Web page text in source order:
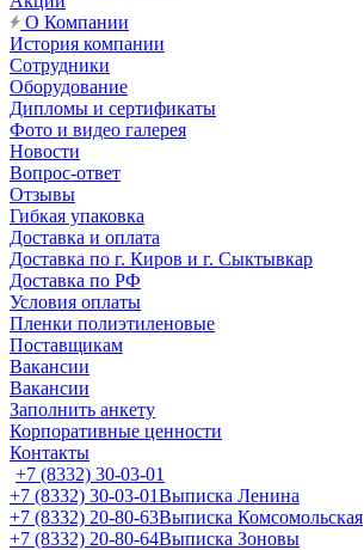
О Компании
История компании
Сотрудники
Оборудование
Дипломы и сертификаты
Фото и видео галерея
Новости
Вопрос-ответ
Отзывы
Гибкая упаковка
Доставка и оплата
Доставка по г. Киров и г. Сыктывкар
Доставка по РФ
Условия оплаты
Пленки полиэтиленовые
Поставщикам
Вакансии
Вакансии
Заполнить анкету
Корпоративные ценности
Контакты
+7 (8332) 30-03-01
+7 (8332) 30-03-01Выписка Ленина
+7 (8332) 20-80-63Выписка Комсомольская
+7 (8332) 20-80-64Выписка Зоновы